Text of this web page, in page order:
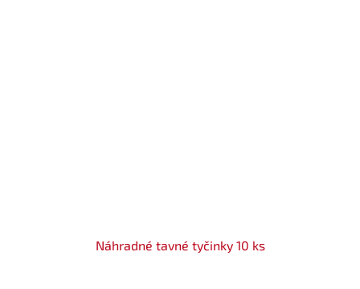
Náhradné tavné tyčinky 10 ks